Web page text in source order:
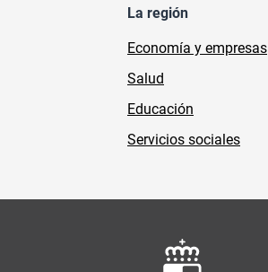
La región
Economía y empresas
Salud
Educación
Servicios sociales